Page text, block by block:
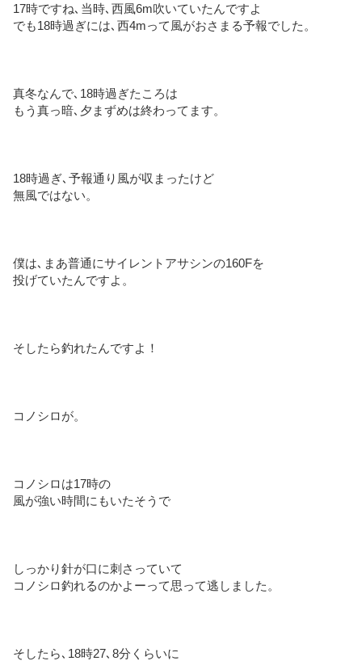
17時ですね､当時､西風6m吹いていたんですよ
でも18時過ぎには､西4mって風がおさまる予報でした。
真冬なんで､18時過ぎたころは
もう真っ暗､夕まずめは終わってます。
18時過ぎ､予報通り風が収まったけど
無風ではない。
僕は､まあ普通にサイレントアサシンの160Fを
投げていたんですよ。
そしたら釣れたんですよ！
コノシロが。
コノシロは17時の
風が強い時間にもいたそうで
しっかり針が口に刺さっていて
コノシロ釣れるのかよーって思って逃しました。
そしたら､18時27､8分くらいに